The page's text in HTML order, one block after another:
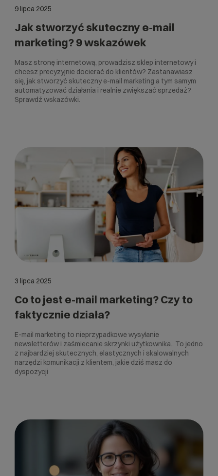
9 lipca 2025
Jak stworzyć skuteczny e-mail
marketing? 9 wskazówek
Masz stronę internetową, prowadzisz sklep internetowy i
chcesz precyzyjnie docierać do klientów? Zastanawiasz
się, jak stworzyć skuteczny e-mail marketing a tym samym
automatyzować działania i realnie zwiększać sprzedaż?
Sprawdź wskazówki.
3 lipca 2025
Co to jest e-mail marketing? Czy to
faktycznie działa?
E-mail marketing to nieprzypadkowe wysyłanie
newsletterów i zaśmiecanie skrzynki użytkownika.. To jedno
z najbardziej skutecznych, elastycznych i skalowalnych
narzędzi komunikacji z klientem, jakie dziś masz do
dyspozycji